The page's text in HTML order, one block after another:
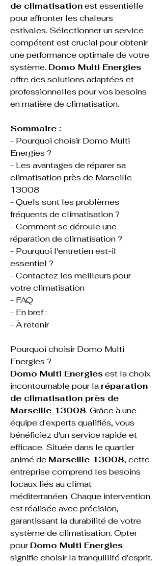
de climatisation est essentielle
pour affronter les chaleurs
estivales. Sélectionner un service
compétent est crucial pour obtenir
une performance optimale de votre
système. Domo Multi Energies
offre des solutions adaptées et
professionnelles pour vos besoins
en matière de climatisation.
Sommaire :
- Pourquoi choisir Domo Multi
Energies ?
- Les avantages de réparer sa
climatisation près de Marseille
13008
- Quels sont les problèmes
fréquents de climatisation ?
- Comment se déroule une
réparation de climatisation ?
- Pourquoi l'entretien est-il
essentiel ?
- Contactez les meilleurs pour
votre climatisation
- FAQ
- En bref :
- À retenir
Pourquoi choisir Domo Multi
Energies ?
Domo Multi Energies est la choix
incontournable pour la réparation
de climatisation près de
Marseille 13008. Grâce à une
équipe d'experts qualifiés, vous
bénéficiez d'un service rapide et
efficace. Située dans le quartier
animé de Marseille 13008, cette
entreprise comprend les besoins
locaux liés au climat
méditerranéen. Chaque intervention
est réalisée avec précision,
garantissant la durabilité de votre
système de climatisation. Opter
pour Domo Multi Energies
signifie choisir la tranquillité d'esprit.